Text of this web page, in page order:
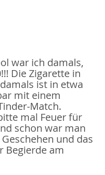
war ich damals,
Die Zigarette in
ist in etwa
mit einem
Match.
mal Feuer für
schon war man
und das
Begierde am